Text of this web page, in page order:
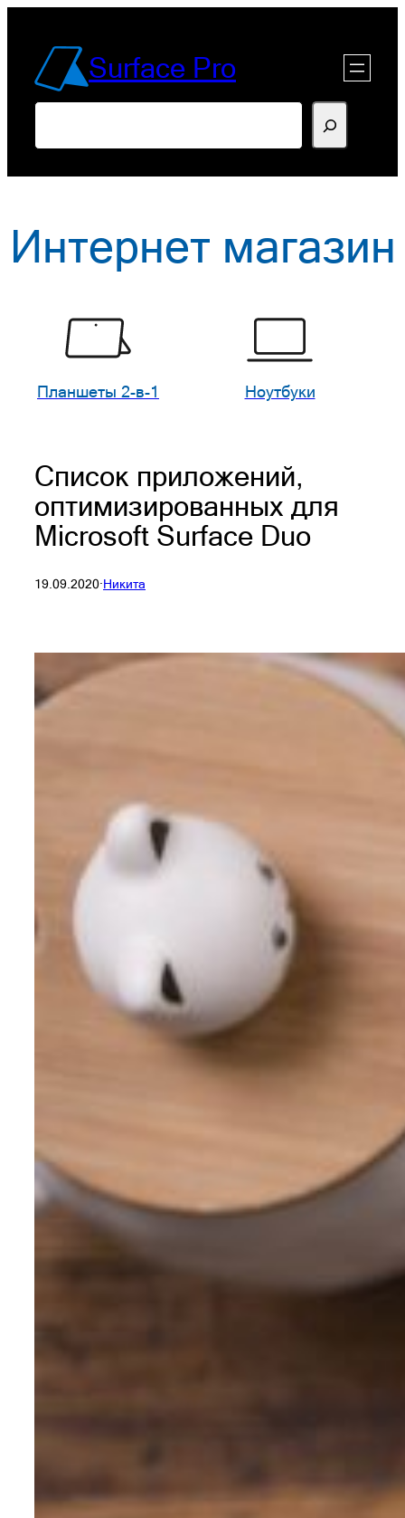
содержимомуSurface Pro
Интернет магазин
Планшеты 2-в-1 Ноутбуки
Список приложений,
оптимизированных для
Microsoft Surface Duo
19.09.2020·Никита